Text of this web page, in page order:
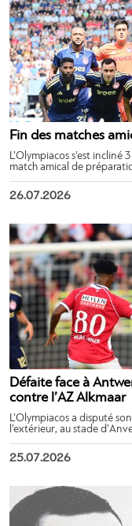
Fin des matches
L’Olympiacos s’est
match amical de
26.07.2026
Défaite face à
contre l’AZ Alkmaar
L’Olympiacos a disputé
l’extérieur, au stade
25.07.2026